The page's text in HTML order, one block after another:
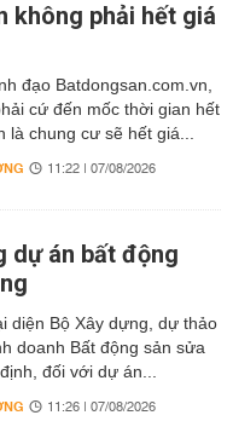
không phải hết giá
đạo Batdongsan.com.vn,
cứ đến mốc thời gian hết
là chung cư sẽ hết giá...
11:22 | 07/08/2026
dự án bất động
diện Bộ Xây dựng, dự thảo
doanh Bất động sản sửa
đối với dự án...
11:26 | 07/08/2026